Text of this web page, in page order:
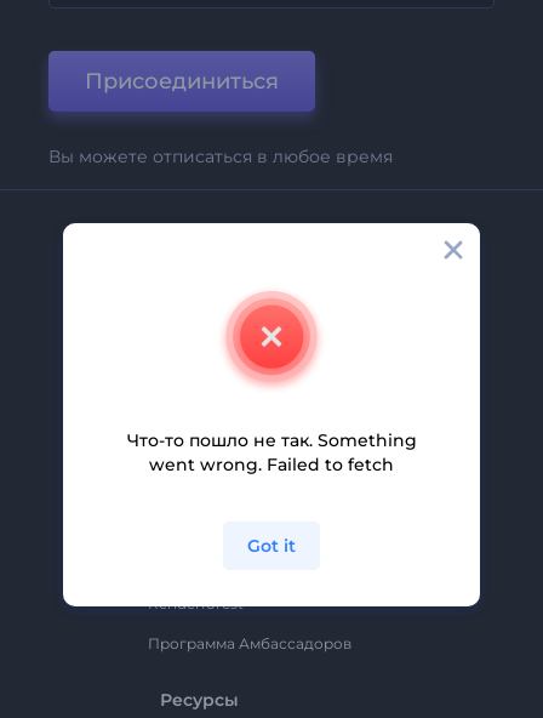
Присоединиться
Вы можете отписаться в любое время
Свяжитесь С Нами
Партнерская Программа
Renderforest
Программа Амбассадоров
Ресурсы
Что-то пошло не так. Something
went wrong. Failed to fetch
Got it